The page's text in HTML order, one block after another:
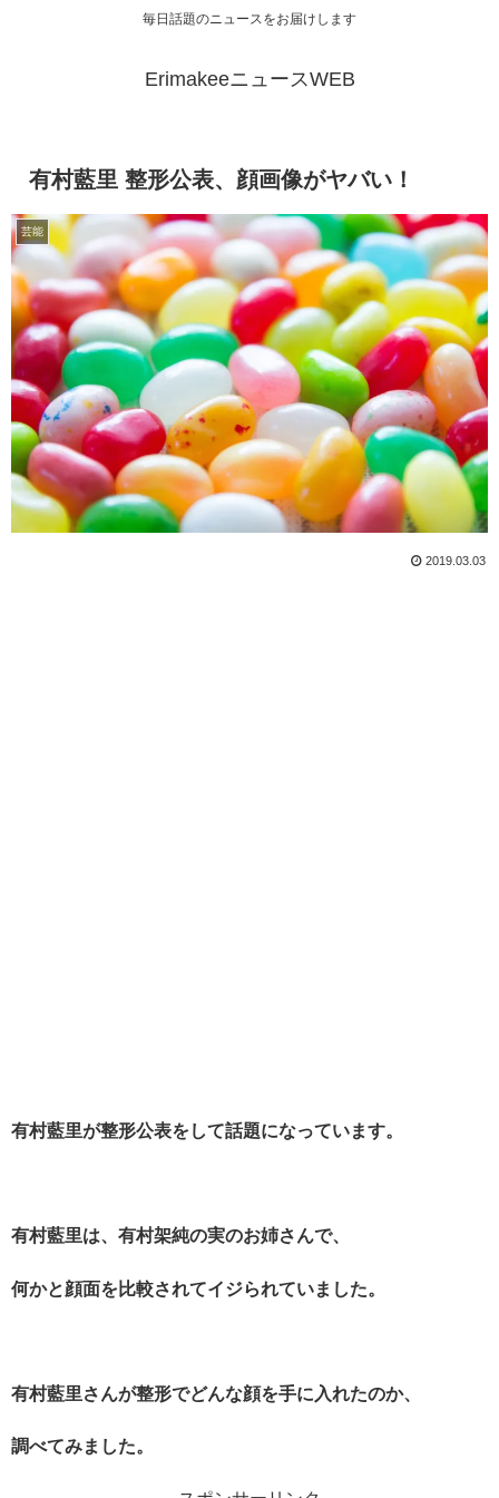
毎日話題のニュースをお届けします
ErimakeeニュースWEB
有村藍里 整形公表、顔画像がヤバい！
芸能
2019.03.03
有村藍里が整形公表をして話題になっています。
有村藍里は、有村架純の実のお姉さんで、
何かと顔面を比較されてイジられていました。
有村藍里さんが整形でどんな顔を手に入れたのか、
調べてみました。